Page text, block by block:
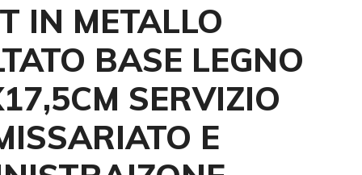
IN METALLO
BASE LEGNO
SERVIZIO
E